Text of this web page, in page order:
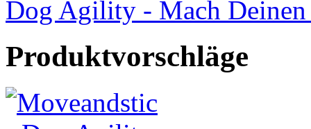
Dog Agility - Mach
Produktvorschläge